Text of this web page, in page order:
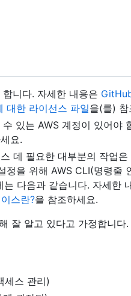
니다. 자세한 내용은
한 라이선스 파일을(를) 참
있는 AWS 계정이 있어야
요.
데 필요한 대부분의 작업은
정을 위해 AWS CLI(명령줄
다음과 같습니다. 자세한
스란?을 참조하세요.
잘 알고 있다고 가정합니다.
세스 관리)